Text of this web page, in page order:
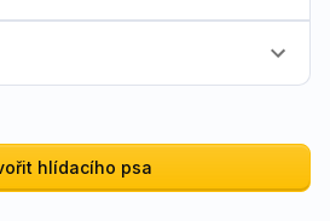
hlídacího psa